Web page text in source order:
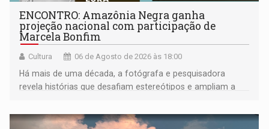
ENCONTRO: Amazônia Negra ganha
projeção nacional com participação de
Marcela Bonfim
Cultura 06 de Agosto de 2026 às 18:00
Há mais de uma década, a fotógrafa e pesquisadora
revela histórias que desafiam estereótipos e ampliam a
negras